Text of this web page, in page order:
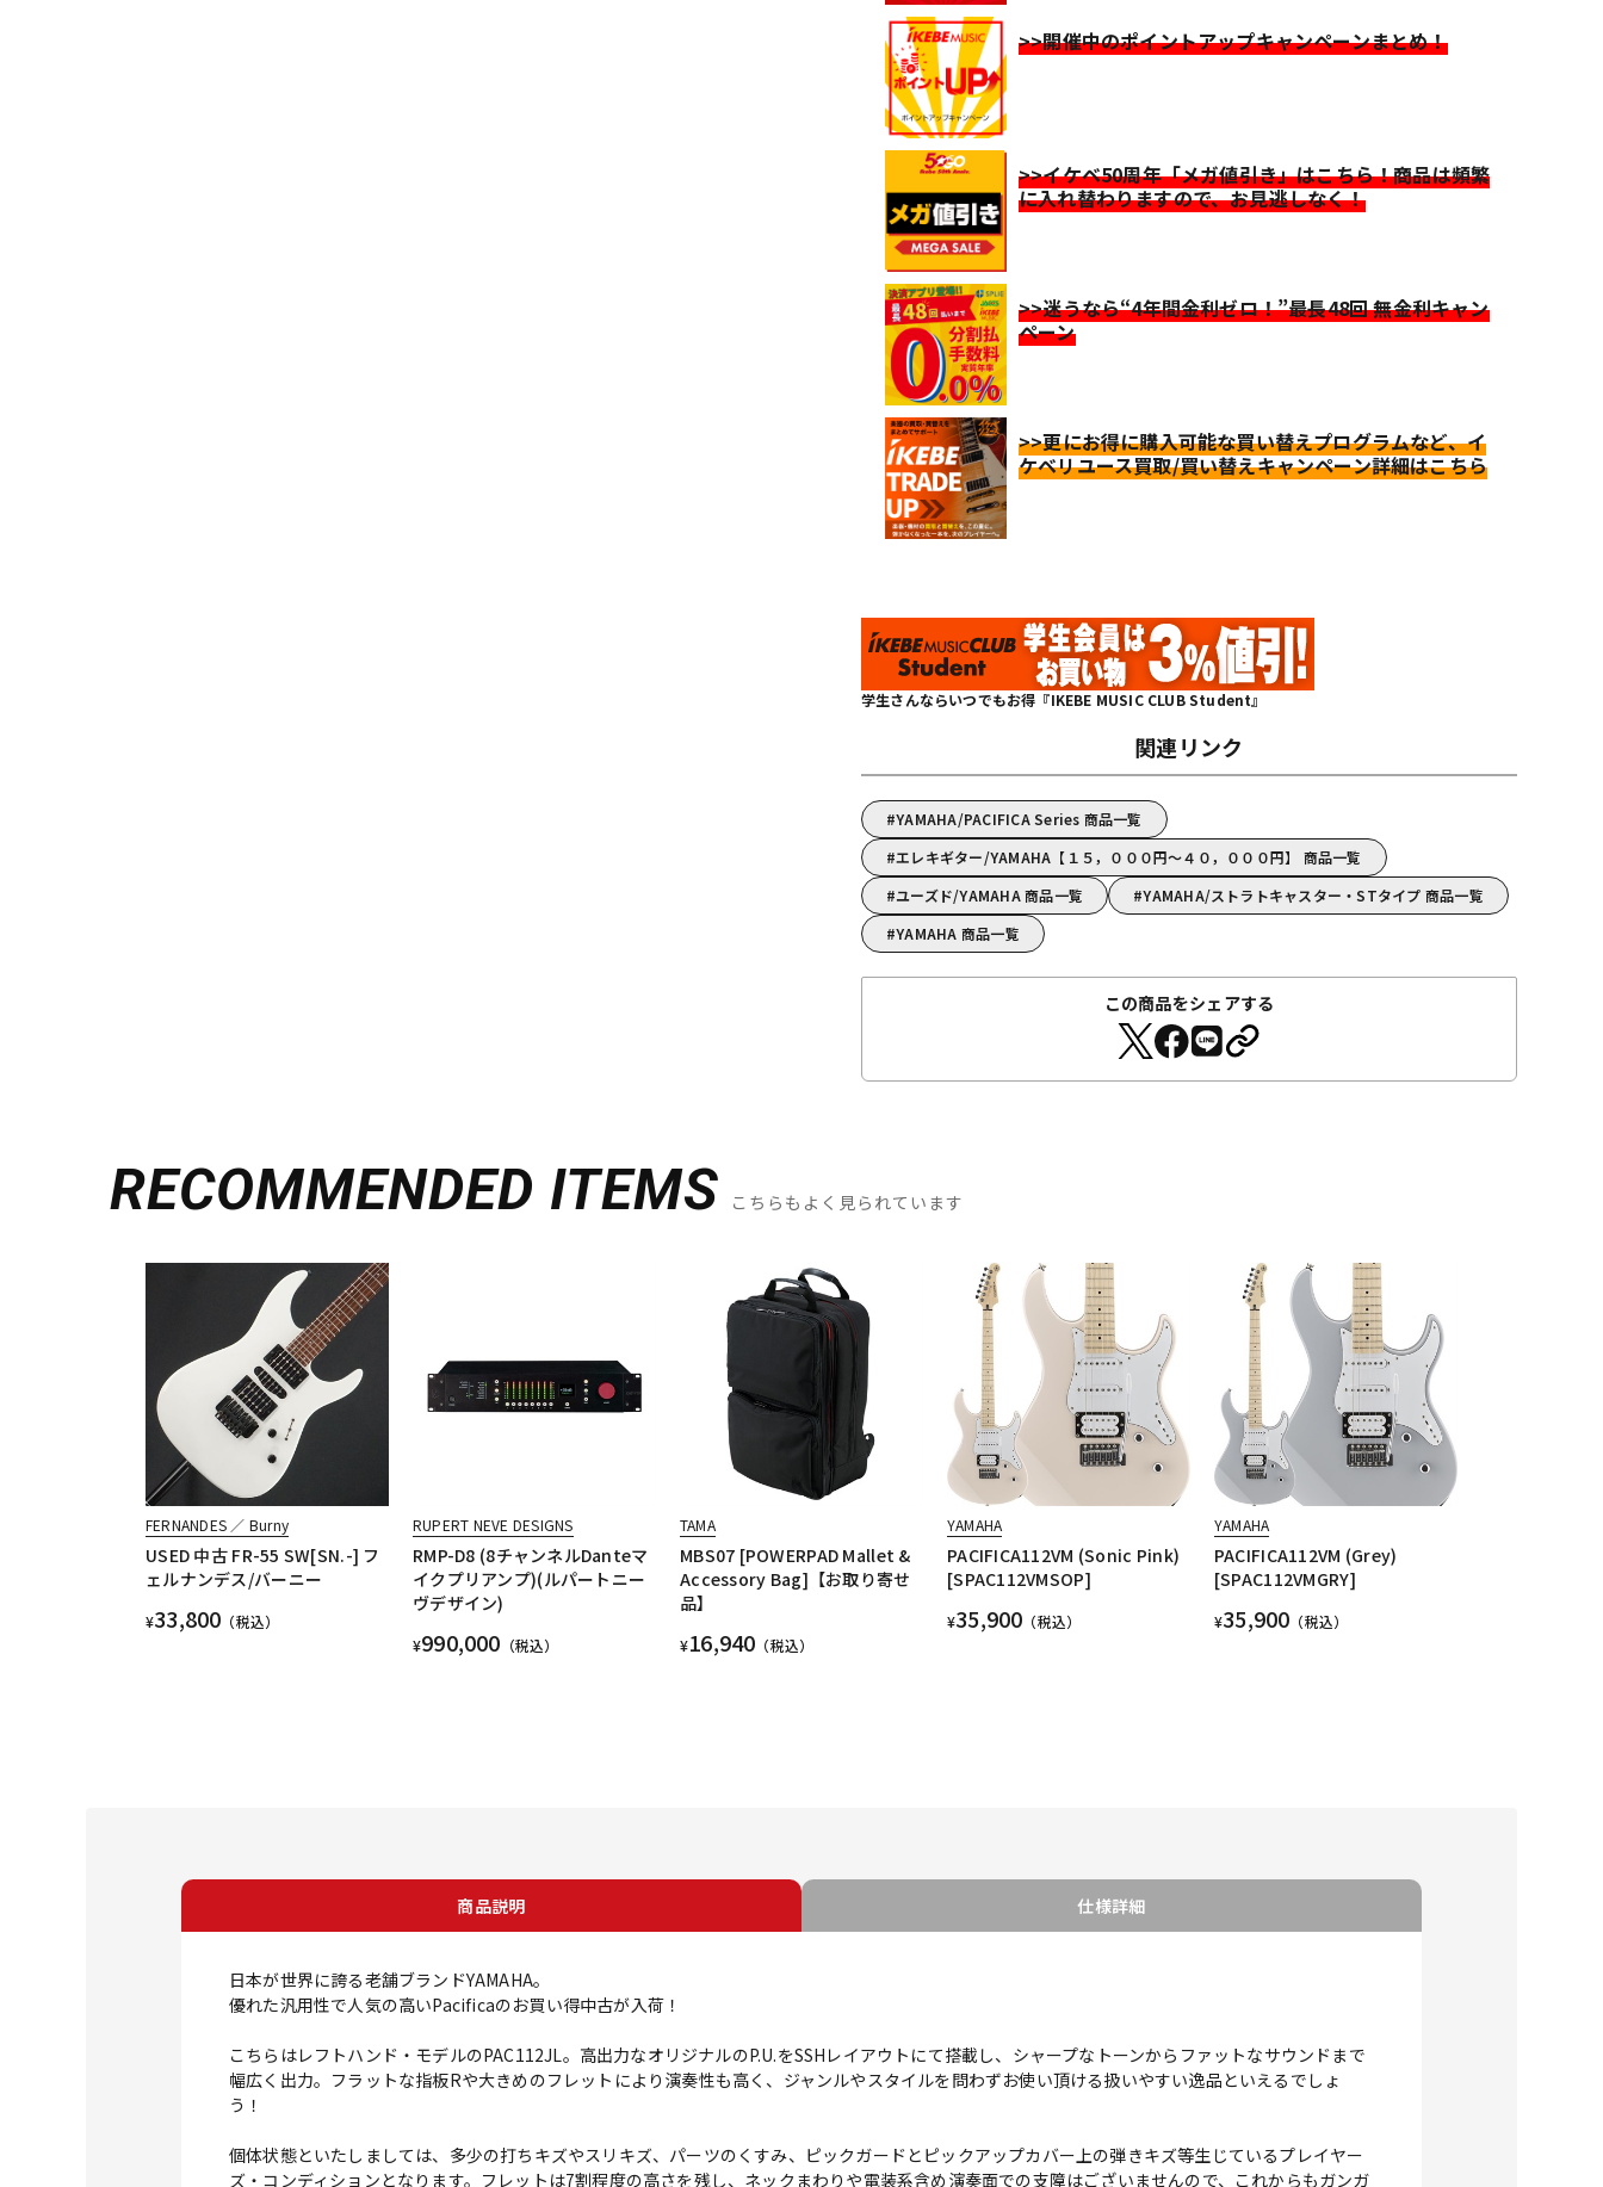
>>開催中のポイントアップキャンペーンまとめ！
>>イケベ50周年「メガ値引き」はこちら！商品は頻繁
に入れ替わりますので、お見逃しなく！
>>迷うなら“4年間金利ゼロ！”最長48回 無金利キャン
ペーン
>>更にお得に購入可能な買い替えプログラムなど、イ
ケベリユース買取/買い替えキャンペーン詳細はこちら
学生さんならいつでもお得『IKEBE MUSIC CLUB Student』
関連リンク
YAMAHA/PACIFICA Series 商品一覧
エレキギター/YAMAHA【１５，０００円～４０，０００円】 商品一覧
ユーズド/YAMAHA 商品一覧
YAMAHA/ストラトキャスター・STタイプ 商品一覧
YAMAHA 商品一覧
この商品をシェアする
RECOMMENDED ITEMS こちらもよく見られています
FERNANDES ／ Burny
USED 中古 FR-55 SW[SN.-] フ
ェルナンデス/バーニー
¥33,800 （税込）
RUPERT NEVE DESIGNS
RMP-D8 (8チャンネルDanteマ
イクプリアンプ)(ルパートニー
ヴデザイン)
¥990,000 （税込）
TAMA
MBS07 [POWERPAD Mallet &
Accessory Bag]【お取り寄せ
品】
¥16,940 （税込）
YAMAHA
PACIFICA112VM (Sonic Pink)
[SPAC112VMSOP]
¥35,900 （税込）
YAMAHA
PACIFICA112VM (Grey)
[SPAC112VMGRY]
¥35,900 （税込）
商品説明 仕様詳細
日本が世界に誇る老舗ブランドYAMAHA。
優れた汎用性で人気の高いPacificaのお買い得中古が入荷！
こちらはレフトハンド・モデルのPAC112JL。高出力なオリジナルのP.U.をSSHレイアウトにて搭載し、シャープなトーンからファットなサウンドまで
幅広く出力。フラットな指板Rや大きめのフレットにより演奏性も高く、ジャンルやスタイルを問わずお使い頂ける扱いやすい逸品といえるでしょ
う！
個体状態といたしましては、多少の打ちキズやスリキズ、パーツのくすみ、ピックガードとピックアップカバー上の弾きキズ等生じているプレイヤー
ズ・コンディションとなります。フレットは7割程度の高さを残し、ネックまわりや電装系含め演奏面での支障はございませんので、これからもガンガ